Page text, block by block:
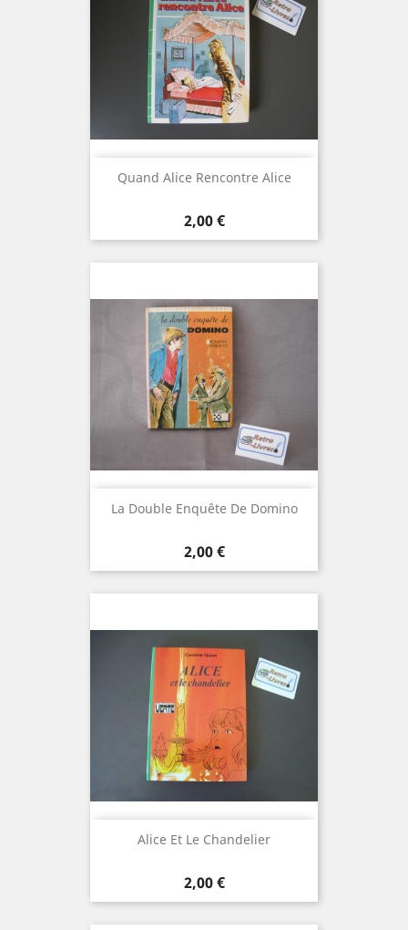
Quand Alice Rencontre Alice
Prix
2,00 €
La Double Enquête De Domino
Prix
2,00 €
Alice Et Le Chandelier
Prix
2,00 €